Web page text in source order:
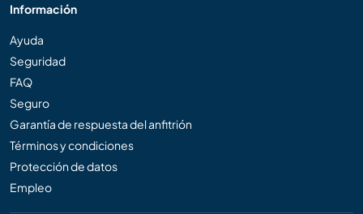
Información
Ayuda
Seguridad
FAQ
Seguro
Garantía de respuesta del anfitrión
Términos y condiciones
Protección de datos
Empleo